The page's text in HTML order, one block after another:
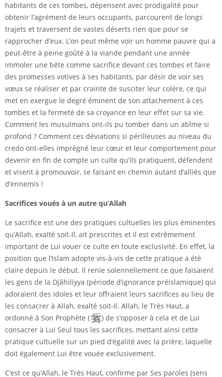
habitants de ces tombes, dépensent avec prodigalité pour
obtenir l’agrément de leurs occupants, parcourent de longs
trajets et traversent de vastes déserts rien que pour se
rapprocher d’eux. L’on peut même voir un homme pauvre qui a
peut-être à peine goûté à la viande pendant une année
immoler une bête comme sacrifice devant ces tombes et faire
des promesses votives à ses habitants, par désir de voir ses
vœux se réaliser et par crainte de susciter leur colère, ce qui
met en exergue le degré éminent de son attachement à ces
tombes et la fermeté de sa croyance en leur effet sur sa vie.
Comment les musulmans ont-ils pu tomber dans un abîme si
profond ? Comment ces déviations si périlleuses au niveau du
credo ont-elles imprégné leur cœur et leur comportement pour
devenir en fin de compte un culte qu’ils pratiquent, défendent
et visent à promouvoir, se faisant en chemin autant d’alliés que
d’ennemis !
Sacrifices voués à un autre qu’Allah
Le sacrifice est une des pratiques cultuelles les plus éminentes
qu’Allah, exalté soit-Il, ait prescrites et il est extrêmement
important de Lui vouer ce culte en toute exclusivité. En effet, la
position que l’Islam adopte vis-à-vis de cette pratique a été
claire depuis le début. Il renie solennellement ce que faisaient
les gens de la Djâhiliyya (période d’ignorance préislamique) qui
adoraient des idoles et leur offraient leurs sacrifices au lieu de
les consacrer à Allah, exalté soit-Il. Allah, le Très Haut, a
ordonné à Son Prophète (
) de s’opposer à cela et de Lui
consacrer à Lui Seul tous les sacrifices, mettant ainsi cette
pratique cultuelle sur un pied d’égalité avec la prière, laquelle
doit également Lui être vouée exclusivement.
C’est ce qu’Allah, le Très Haut, confirme par Ses paroles (sens